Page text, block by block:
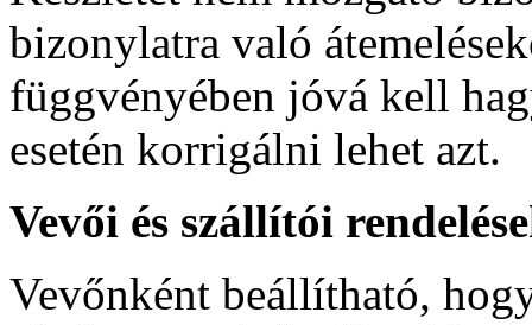
bizonylatra való
függvényében jóvá kell
esetén korrigálni lehet azt.
Vevői és szállítói
Vevőnként beállítható,